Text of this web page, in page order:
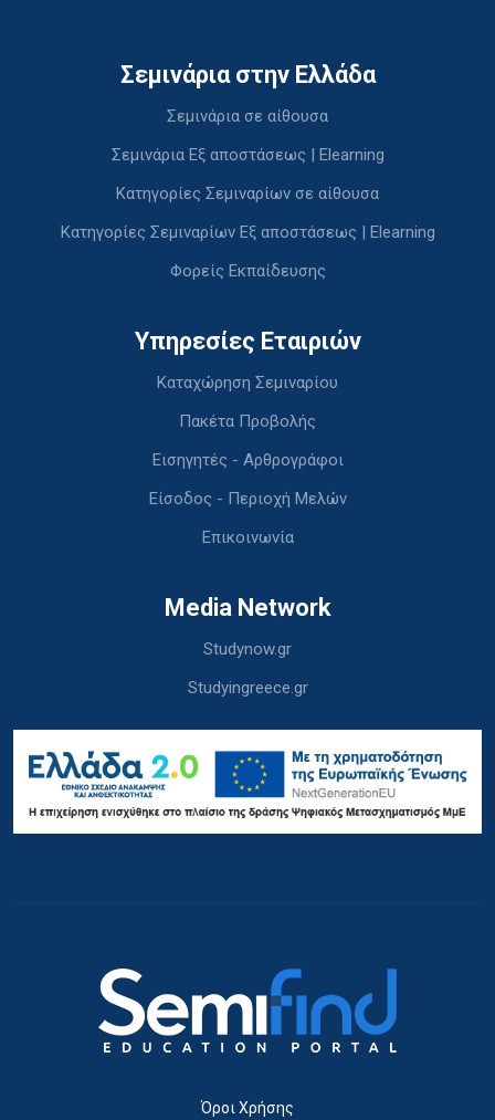
Σεμινάρια στην Ελλάδα
Σεμινάρια σε αίθουσα
Σεμινάρια Εξ αποστάσεως | Elearning
Κατηγορίες Σεμιναρίων σε αίθουσα
Κατηγορίες Σεμιναρίων Εξ αποστάσεως | Elearning
Φορείς Εκπαίδευσης
Υπηρεσίες Εταιριών
Καταχώρηση Σεμιναρίου
Πακέτα Προβολής
Εισηγητές - Αρθρογράφοι
Είσοδος - Περιοχή Μελών
Επικοινωνία
Media Network
Studynow.gr
Studyingreece.gr
Όροι Χρήσης